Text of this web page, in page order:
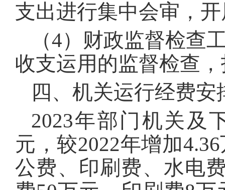
支出进行集中会审，
（4）财政监督检查
收支运用的监督检查
四、机关运行经费安
2023年部门机关及
元，较2022年增加
公费、印刷费、水电